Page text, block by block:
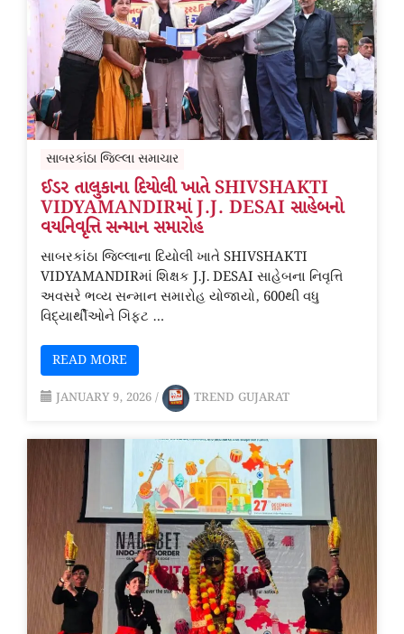
સાબરકાંઠા જિલ્લા સમાચાર
ઈડર તાલુકાના દિયોલી ખાતે SHIVSHAKTI
VIDYAMANDIRમાં J.J. DESAI સાહેબનો
વયનિવૃત્તિ સન્માન સમારોહ
સાબરકાંઠા જિલ્લાના દિયોલી ખાતે SHIVSHAKTI
VIDYAMANDIRમાં શિક્ષક J.J. DESAI સાહેબના નિવૃત્તિ
અવસરે ભવ્ય સન્માન સમારોહ યોજાયો, 600થી વધુ
વિદ્યાર્થીઓને ગિફ્ટ …
READ MORE
JANUARY 9, 2026 / TREND GUJARAT